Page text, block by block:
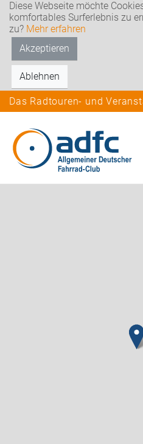
Diese Webseite möchte
komfortables Surferlebnis zu
zu? Mehr erfahren
Akzeptieren
Ablehnen
Das Radtouren- und